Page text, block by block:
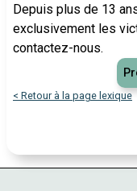
Depuis plus de 13
exclusivement les
contactez-nous.
< Retour à la page lexique